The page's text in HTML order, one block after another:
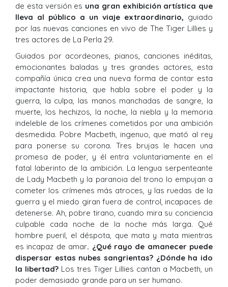
de esta versión es una gran exhibición artística que
lleva al público a un viaje extraordinario, guiado
por las nuevas canciones en vivo de The Tiger Lillies y
tres actores de La Perla 29.
Guiados por acordeones, pianos, canciones inéditas,
emocionantes baladas y tres grandes actores, esta
compañía única crea una nueva forma de contar esta
impactante historia, que habla sobre el poder y la
guerra, la culpa, las manos manchadas de sangre, la
muerte, los hechizos, la noche, la niebla y la memoria
indeleble de los crímenes cometidos por una ambición
desmedida. Pobre Macbeth, ingenuo, que mató al rey
para ponerse su corona. Tres brujas le hacen una
promesa de poder, y él entra voluntariamente en el
fatal laberinto de la ambición. La lengua serpenteante
de Lady Macbeth y la paranoia del trono lo empujan a
cometer los crímenes más atroces, y las ruedas de la
guerra y el miedo giran fuera de control, incapaces de
detenerse. Ah, pobre tirano, cuando mira su conciencia
culpable cada noche de la noche más larga. Qué
hombre pueril, el déspota, que mata y mata mientras
es incapaz de amar. ¿Qué rayo de amanecer puede
dispersar estas nubes sangrientas? ¿Dónde ha ido
la libertad? Los tres Tiger Lillies cantan a Macbeth, un
poder demasiado grande para un ser humano.